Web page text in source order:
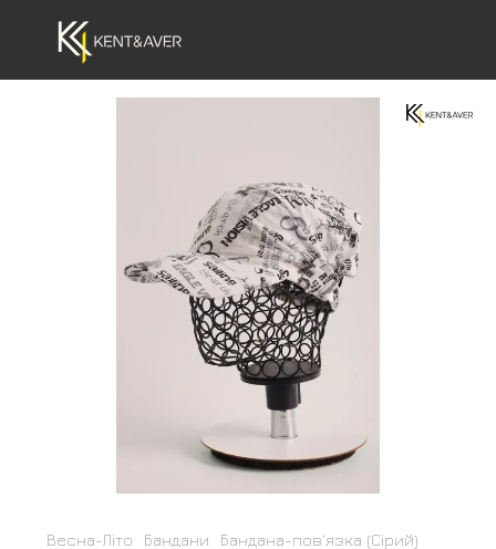
Весна-Літо Бандани Бандана-пов'язка (Сірий)